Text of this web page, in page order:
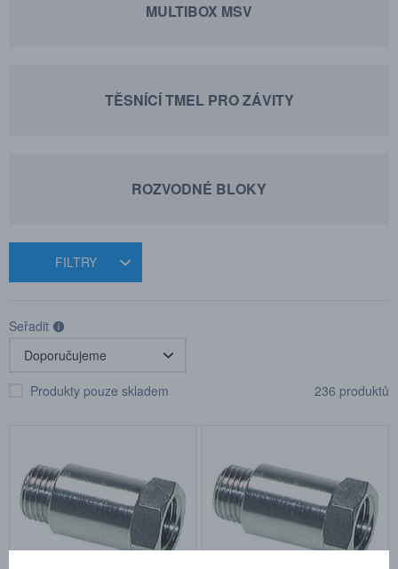
MULTIBOX MSV
TĚSNÍCÍ TMEL PRO ZÁVITY
ROZVODNÉ BLOKY
FILTRY
Seřadit
Produkty pouze skladem 236 produktů